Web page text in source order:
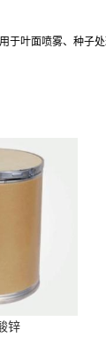
叶面喷雾、种子
锌